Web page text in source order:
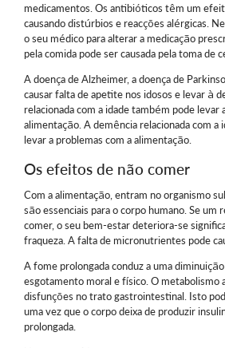
medicamentos. Os antibióticos têm um
causando distúrbios e reacções alérgicas.
o seu médico para alterar a medicação
pela comida pode ser causada pela toma de
A doença de Alzheimer, a doença de
causar falta de apetite nos idosos e levar à
relacionada com a idade também pode levar
alimentação. A demência relacionada com a
levar a problemas com a alimentação.
Os efeitos de não comer
Com a alimentação, entram no organismo
são essenciais para o corpo humano. Se um
comer, o seu bem-estar deteriora-se
fraqueza. A falta de micronutrientes pode
A fome prolongada conduz a uma
esgotamento moral e físico. O metabolismo
disfunções no trato gastrointestinal. Isto
uma vez que o corpo deixa de produzir
prolongada.